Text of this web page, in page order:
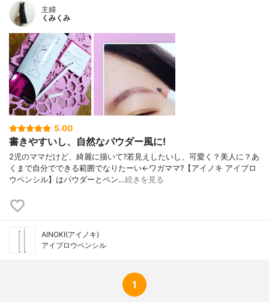
主婦
くみくみ
5.00
書きやすいし、自然なパウダー風に!
2児のママだけど、綺麗に描いて?若見えしたいし、可愛く？美人に？あ
くまで自分でできる範囲でなりたーい←ワガママ?【アイノキ アイブロ
ウペンシル】はパウダーとペン…続きを見る
AINOKI(アイノキ)
アイブロウペンシル
1